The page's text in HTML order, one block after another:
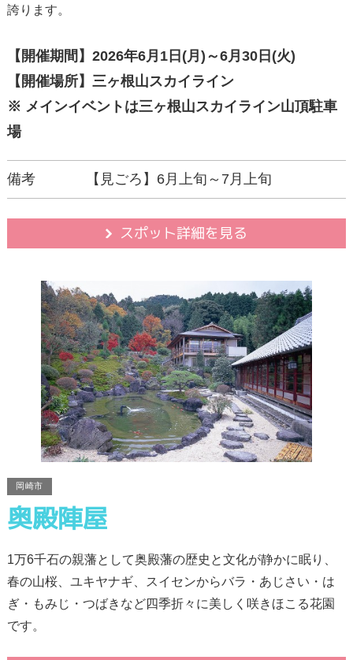
誇ります。
【開催期間】2026年6月1日(月)～6月30日(火)
【開催場所】三ヶ根山スカイライン
※ メインイベントは三ヶ根山スカイライン山頂駐車
場
備考 【見ごろ】6月上旬～7月上旬
スポット詳細を見る
岡崎市
奥殿陣屋
1万6千石の親藩として奥殿藩の歴史と文化が静かに眠り、
春の山桜、ユキヤナギ、スイセンからバラ・あじさい・は
ぎ・もみじ・つばきなど四季折々に美しく咲きほこる花園
です。